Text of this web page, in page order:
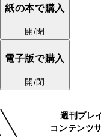
紙の本で購入
開/閉
電子版で購入
開/閉
週刊プレ
コンテンツ